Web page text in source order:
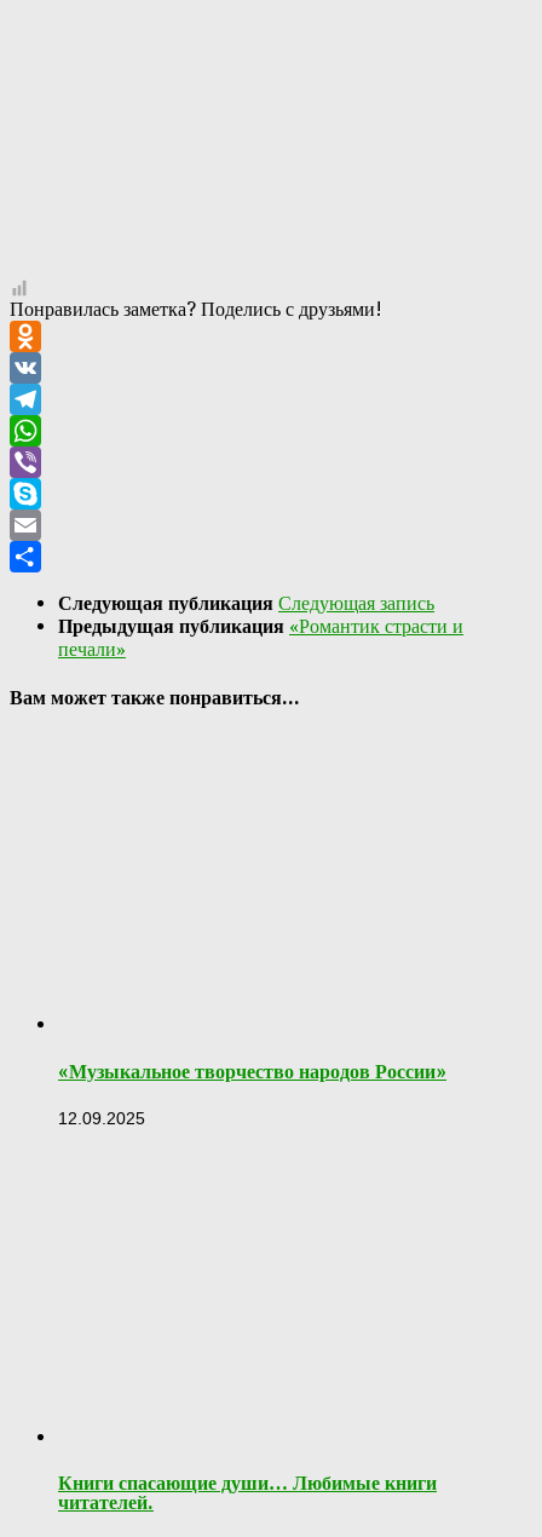
Понравилась заметка? Поделись с друзьями!
Odnoklassniki
VK
Telegram
WhatsApp
Viber
Skype
Email
Следующая публикация Следующая запись
Предыдущая публикация «Романтик страсти и
печали»
Вам может также понравиться...
«Музыкальное творчество народов России»
12.09.2025
Книги спасающие души… Любимые книги
читателей.